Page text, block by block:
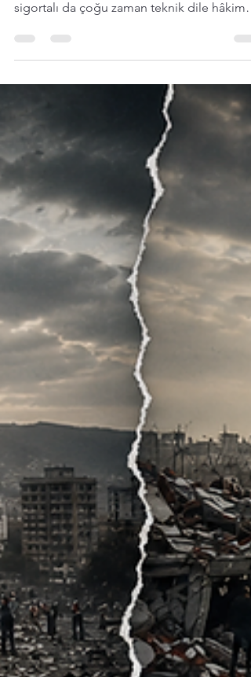
EKRAN MI KIRILDI,
SİGORTAYA GÜVEN Mİ?
Sigorta poliçeleri sıradan ticari sözleşmeler
değildir. Her fırsatta dile getirdiğim gibi
sigortalı da çoğu zaman teknik dile hâkim
değil, hazır metne rıza verir. Elektronik cihaz
genel şartına dayalı bir sözleşmede,
neredeyse tüm elektronik cihaz riskleri
alınıp mesela yalnız “ekran kırılması”
bırakılırsa, bu hâlâ aynı sigorta ürünü
Yoksa bambaşka bir ürün mü ortaya
çıkmıştır?klasik büyük poliçe mantığından
ayrışan daha sade ve yeni nesil bir hukuki